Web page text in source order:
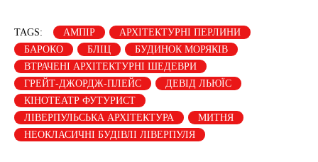
TAGS: АМПІР
АРХІТЕКТУРНІ ПЕРЛИНИ
БАРОКО
БЛІЦ
БУДИНОК МОРЯКІВ
ВТРАЧЕНІ АРХІТЕКТУРНІ ШЕДЕВРИ
ГРЕЙТ-ДЖОРДЖ-ПЛЕЙС
ДЕВІД ЛЬЮЇС
КІНОТЕАТР ФУТУРИСТ
ЛІВЕРПУЛЬСЬКА АРХІТЕКТУРА
МИТНЯ
НЕОКЛАСИЧНІ БУДІВЛІ ЛІВЕРПУЛЯ